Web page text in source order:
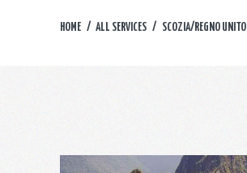
HOME ALL SERVICES SCOZIA/REGNO UNITO
DICONO DI NOI